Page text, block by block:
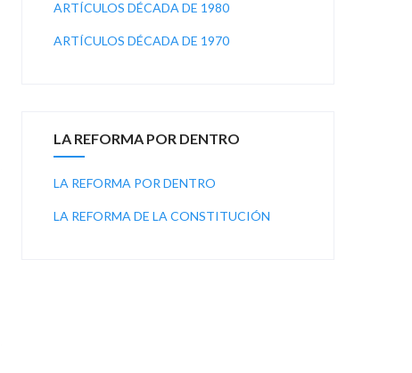
ARTÍCULOS DÉCADA DE 1980
ARTÍCULOS DÉCADA DE 1970
LA REFORMA POR DENTRO
LA REFORMA POR DENTRO
LA REFORMA DE LA CONSTITUCIÓN